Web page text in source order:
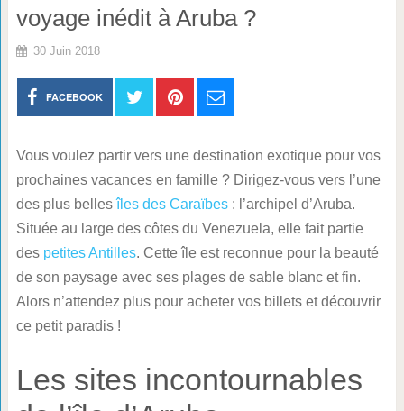
voyage inédit à Aruba ?
30 Juin 2018
FACEBOOK
Vous voulez partir vers une destination exotique pour vos
prochaines vacances en famille ? Dirigez-vous vers l’une
des plus bellesîles des Caraïbes: l’archipel d’Aruba.
Située au large des côtes du Venezuela, elle fait partie
des petites Antilles. Cette île est reconnue pour la beauté
de son paysage avec ses plages de sable blanc et fin.
Alors n’attendez plus pour acheter vos billets et découvrir
ce petit paradis !
Les sites incontournables